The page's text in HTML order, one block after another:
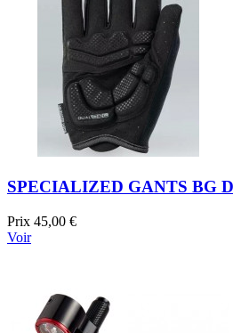
SPECIALIZED GANTS BG
Prix 45,00 €
Voir